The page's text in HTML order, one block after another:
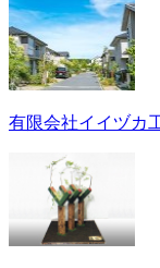
有限会社イイヅカ